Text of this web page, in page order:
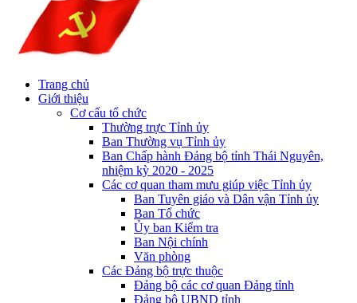
Trang chủ
Giới thiệu
Cơ cấu tổ chức
Thường trực Tỉnh ủy
Ban Thường vụ Tỉnh ủy
Ban Chấp hành Đảng bộ tỉnh Thái Nguyên,
nhiệm kỳ 2020 - 2025
Các cơ quan tham mưu giúp việc Tỉnh ủy
Ban Tuyên giáo và Dân vận Tỉnh ủy
Ban Tổ chức
Ủy ban Kiểm tra
Ban Nội chính
Văn phòng
Các Đảng bộ trực thuộc
Đảng bộ các cơ quan Đảng tỉnh
Đảng bộ UBND tỉnh